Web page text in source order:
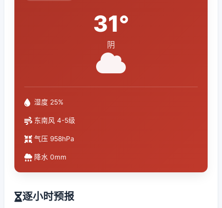
31°
阴
湿度 25%
东南风 4-5级
气压 958hPa
降水 0mm
逐小时预报